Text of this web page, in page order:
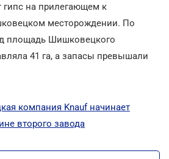
гипс на прилегающем к
месторождении. По
площадь Шишковецкого
41 га, а запасы превышали
компания Knauf начинает
второго завода